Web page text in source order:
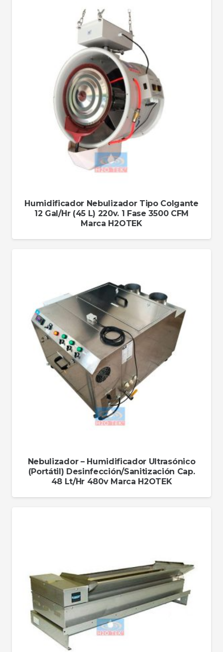
Humidificador Nebulizador Tipo Colgante
12 Gal/Hr (45 L) 220v. 1 Fase 3500 CFM
Marca H2OTEK
Nebulizador – Humidificador Ultrasónico
(Portátil) Desinfección/Sanitización Cap.
48 Lt/Hr 480v Marca H2OTEK